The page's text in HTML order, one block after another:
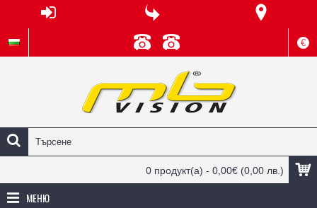
€
0 продукт(а) - 0,00€ (0,00 лв.)
МЕНЮ